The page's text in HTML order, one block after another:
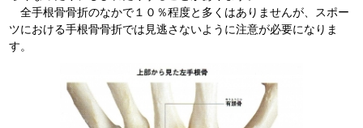
全手根骨骨折のなかで１０％程度と多くはありませんが、スポー
ツにおける手根骨骨折では見逃さないように注意が必要になりま
す。